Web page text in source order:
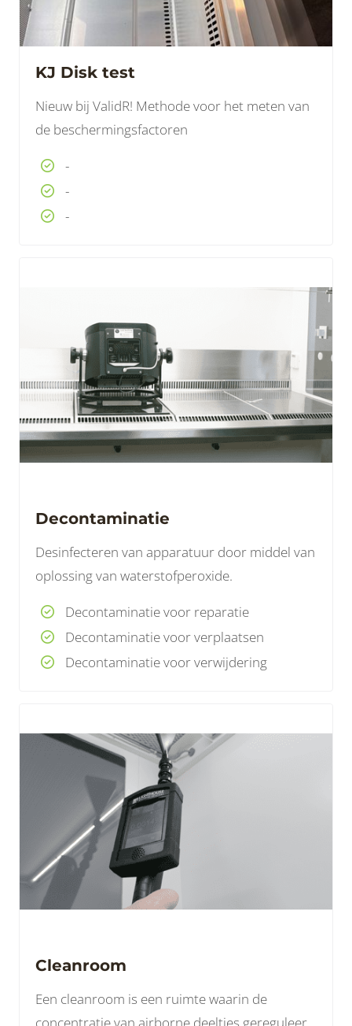
KJ Disk test
Nieuw bij ValidR! Methode voor het meten van
de beschermingsfactoren
-
-
-
Decontaminatie
Desinfecteren van apparatuur door middel van
oplossing van waterstofperoxide.
Decontaminatie voor reparatie
Decontaminatie voor verplaatsen
Decontaminatie voor verwijdering
Cleanroom
Een cleanroom is een ruimte waarin de
concentratie van airborne deeltjes gereguleerd